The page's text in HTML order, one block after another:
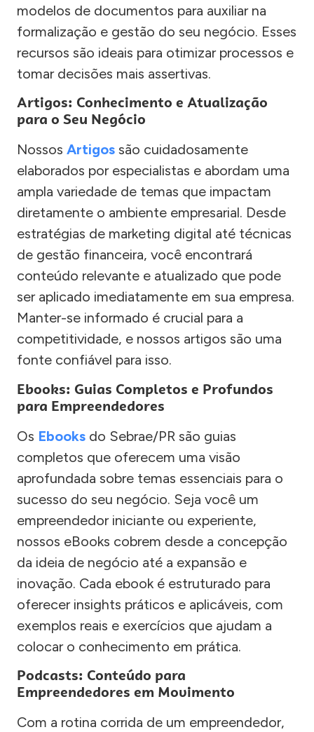
modelos de documentos para auxiliar na
formalização e gestão do seu negócio. Esses
recursos são ideais para otimizar processos e
tomar decisões mais assertivas.
Artigos: Conhecimento e Atualização
para o Seu Negócio
Nossos Artigos são cuidadosamente
elaborados por especialistas e abordam uma
ampla variedade de temas que impactam
diretamente o ambiente empresarial. Desde
estratégias de marketing digital até técnicas
de gestão financeira, você encontrará
conteúdo relevante e atualizado que pode
ser aplicado imediatamente em sua empresa.
Manter-se informado é crucial para a
competitividade, e nossos artigos são uma
fonte confiável para isso.
Ebooks: Guias Completos e Profundos
para Empreendedores
Os Ebooks do Sebrae/PR são guias
completos que oferecem uma visão
aprofundada sobre temas essenciais para o
sucesso do seu negócio. Seja você um
empreendedor iniciante ou experiente,
nossos eBooks cobrem desde a concepção
da ideia de negócio até a expansão e
inovação. Cada ebook é estruturado para
oferecer insights práticos e aplicáveis, com
exemplos reais e exercícios que ajudam a
colocar o conhecimento em prática.
Podcasts: Conteúdo para
Empreendedores em Movimento
Com a rotina corrida de um empreendedor,